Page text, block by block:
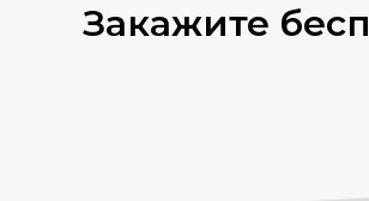
Закажите